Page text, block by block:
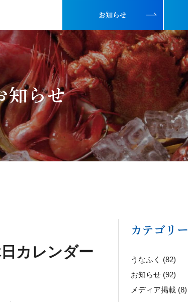
お知らせ
知らせ
カレンダー
カテゴリー
うなふく (82)
お知らせ (92)
メディア掲載 (8)